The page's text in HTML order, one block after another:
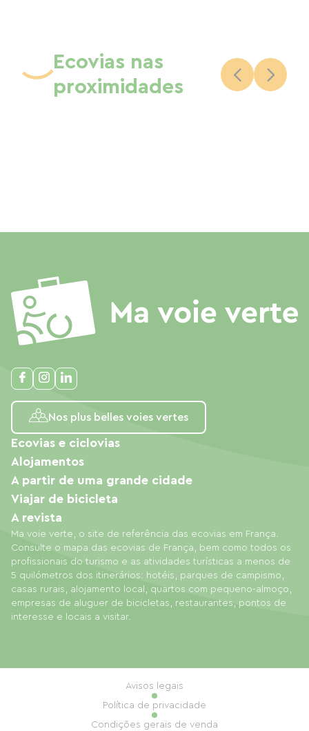
Ecovias nas
proximidades
Nos plus belles voies vertes
Ma voie verte, o site de referência das ecovias em França.
Consulte o mapa das ecovias de França, bem como todos os
profissionais do turismo e as atividades turísticas a menos de
5 quilómetros dos itinerários: hotéis, parques de campismo,
casas rurais, alojamento local, quartos com pequeno-almoço,
empresas de aluguer de bicicletas, restaurantes, pontos de
interesse e locais a visitar.
Ecovias e ciclovias
Alojamentos
A partir de uma grande cidade
Viajar de bicicleta
A revista
Avisos legais
Política de privacidade
Condições gerais de venda